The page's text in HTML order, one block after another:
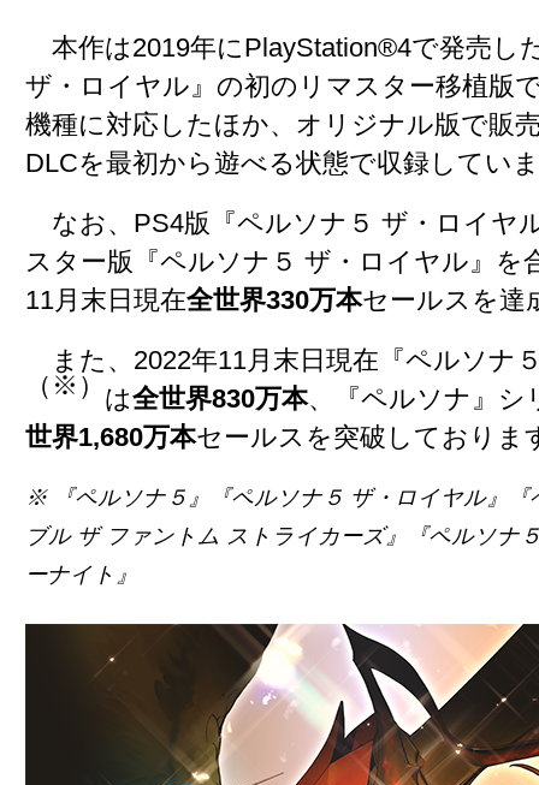
本作は2019年にPlayStation®4で発売し
ザ・ロイヤル』の初のリマスター移植版
機種に対応したほか、オリジナル版で販
DLCを最初から遊べる状態で収録してい
なお、PS4版『ペルソナ５ ザ・ロイヤ
スター版『ペルソナ５ ザ・ロイヤル』を
11月末日現在全世界330万本セールスを達
また、2022年11月末日現在『ペルソナ
（※） は全世界830万本、『ペルソナ』シ
世界1,680万本セールスを突破しておりま
※ 『ペルソナ５』『ペルソナ５ ザ・ロイヤル』『
ブル ザ ファントム ストライカーズ』『ペルソナ
ーナイト』